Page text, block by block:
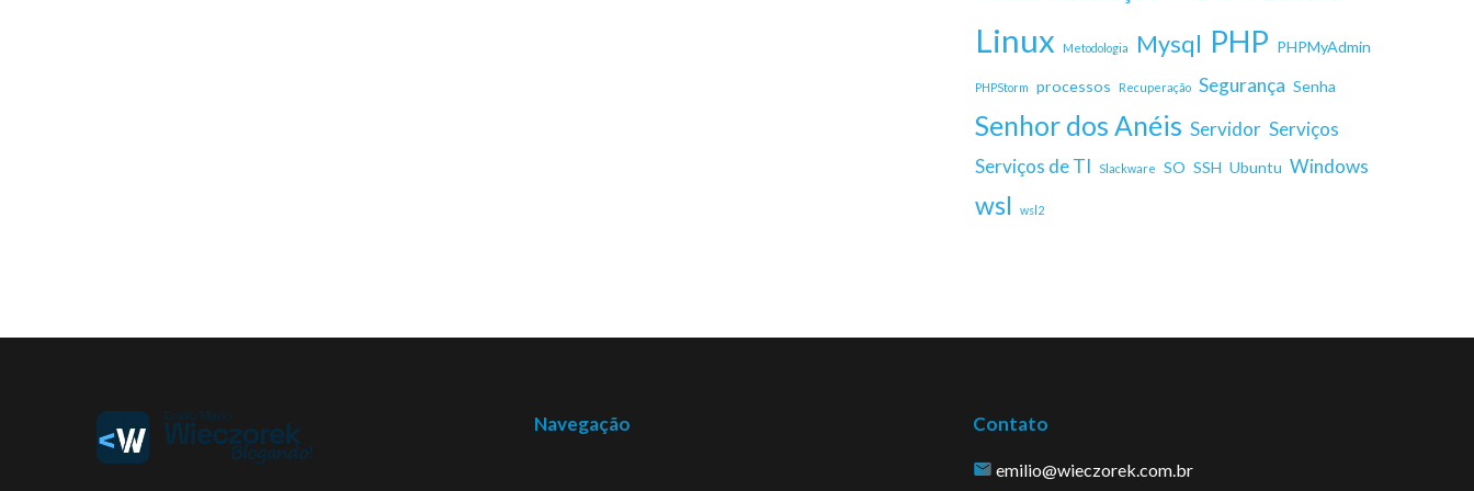
Linux Metodologia Mysql PHP PHPMyAdmin
PHPStorm processos Recuperação Segurança Senha
Senhor dos Anéis Servidor Serviços
Serviços de TI
Slackware SO SSH Ubuntu Windows
wsl wsl2
Navegação Contato
emilio@wieczorek.com.br